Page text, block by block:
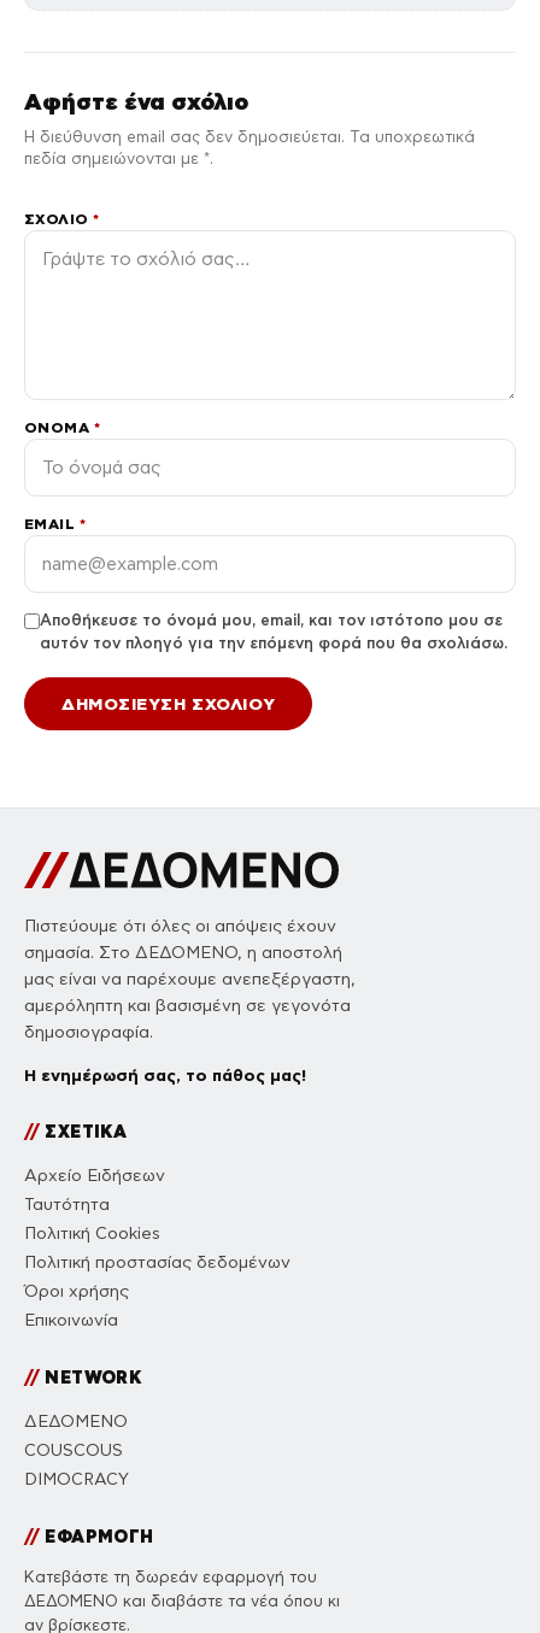
Αφήστε ένα σχόλιο
Η διεύθυνση email σας δεν δημοσιεύεται. Τα υποχρεωτικά
πεδία σημειώνονται με *.
ΣΧΌΛΙΟ*
ΌΝΟΜΑ *
EMAIL *
Αποθήκευσε το όνομά μου, email, και τον ιστότοπο μου σε
αυτόν τον πλοηγό για την επόμενη φορά που θα σχολιάσω.
Πιστεύουμε ότι όλες οι απόψεις έχουν
σημασία. Στο ΔΕΔΟΜΕΝΟ, η αποστολή
μας είναι να παρέχουμε ανεπεξέργαστη,
αμερόληπτη και βασισμένη σε γεγονότα
δημοσιογραφία.
Η ενημέρωσή σας, το πάθος μας!
//ΣΧΕΤΙΚΑ
Αρχείο Ειδήσεων
Ταυτότητα
Πολιτική Cookies
Πολιτική προστασίας δεδομένων
Όροι χρήσης
Επικοινωνία
//NETWORK
ΔΕΔΟΜΕΝΟ
COUSCOUS
DIMOCRACY
//ΕΦΑΡΜΟΓΗ
Κατεβάστε τη δωρεάν εφαρμογή του
ΔΕΔΟΜΕΝΟ και διαβάστε τα νέα όπου κι
αν βρίσκεστε.